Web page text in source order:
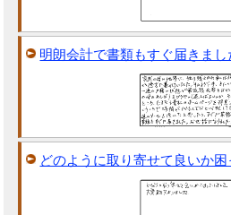
明朗会計で書類もすぐ届きまし
どのように取り寄せて良いか困